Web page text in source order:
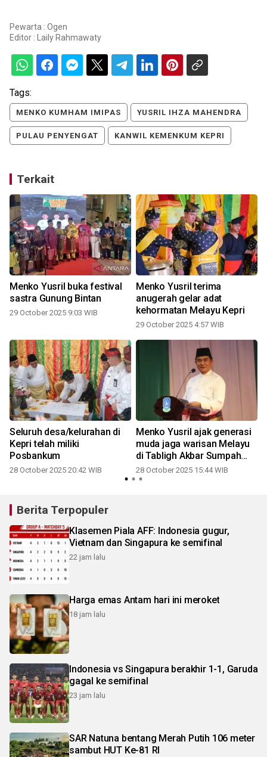
Pewarta : Ogen
Editor :
Laily Rahmawaty
Tags:
MENKO KUMHAM IMIPAS YUSRIL IHZA MAHENDRA
PULAU PENYENGAT KANWIL KEMENKUM KEPRI
Terkait
Menko Yusril buka festival
sastra Gunung Bintan
29 October 2025 9:03 WIB
Menko Yusril terima
anugerah gelar adat
kehormatan Melayu Kepri
29 October 2025 4:57 WIB
Seluruh desa/kelurahan di
Kepri telah miliki
Posbankum
28 October 2025 20:42 WIB
Menko Yusril ajak generasi
muda jaga warisan Melayu
di Tabligh Akbar Sumpah
Pemuda Lingga
28 October 2025 15:44 WIB
Berita Terpopuler
Klasemen Piala AFF: Indonesia gugur,
Vietnam dan Singapura ke semifinal
22 jam lalu
Harga emas Antam hari ini meroket
18 jam lalu
Indonesia vs Singapura berakhir 1-1, Garuda
gagal ke semifinal
23 jam lalu
SAR Natuna bentang Merah Putih 106 meter
sambut HUT Ke-81 RI